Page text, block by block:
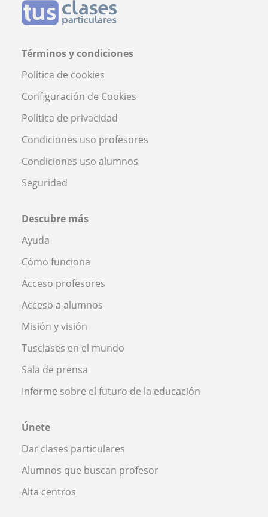
Términos y condiciones
Política de cookies
Configuración de Cookies
Política de privacidad
Condiciones uso profesores
Condiciones uso alumnos
Seguridad
Descubre más
Ayuda
Cómo funciona
Acceso profesores
Acceso a alumnos
Misión y visión
Tusclases en el mundo
Sala de prensa
Informe sobre el futuro de la educación
Únete
Dar clases particulares
Alumnos que buscan profesor
Alta centros